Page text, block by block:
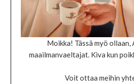
Moikka! Tässä myö ollaan,
maailmanvaeltajat. Kiva kun
Voit ottaa meihin